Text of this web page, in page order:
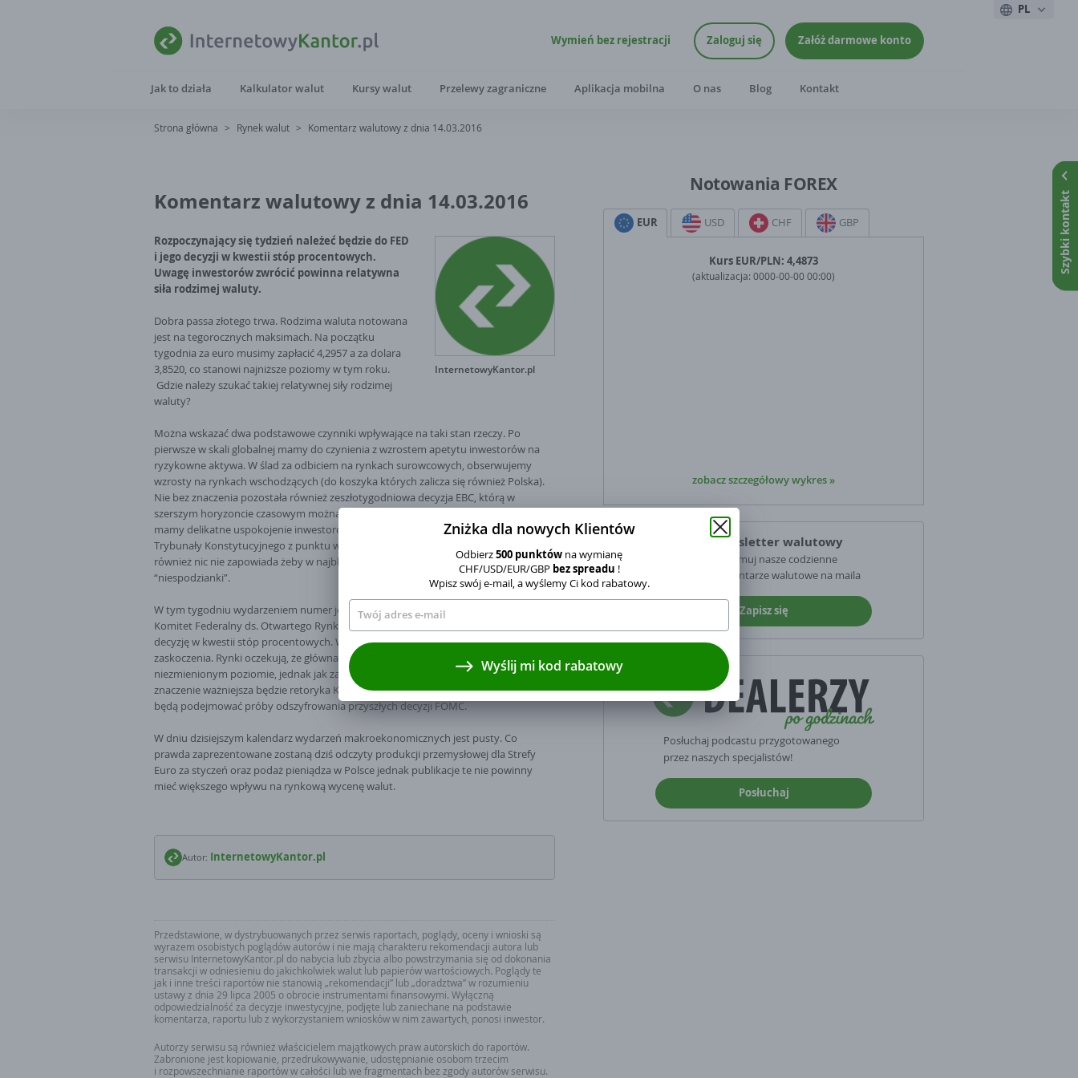
Wymień bez rejestracji Zaloguj się Załóż darmowe konto
PL
Jak to działa Kalkulator walut Kursy walut Przelewy zagraniczne Aplikacja mobilna O nas Blog Kontakt
Strona główna > Rynek walut > Komentarz walutowy z dnia 14.03.2016
Komentarz walutowy z dnia 14.03.2016
InternetowyKantor.pl
Rozpoczynający się tydzień należeć będzie do FED
i jego decyzji w kwestii stóp procentowych.
Uwagę inwestorów zwrócić powinna relatywna
siła rodzimej waluty.
Dobra passa złotego trwa. Rodzima waluta notowana
jest na tegorocznych maksimach. Na początku
tygodnia za euro musimy zapłacić 4,2957 a za dolara
3,8520, co stanowi najniższe poziomy w tym roku.
Gdzie należy szukać takiej relatywnej siły rodzimej
waluty?
Można wskazać dwa podstawowe czynniki wpływające na taki stan rzeczy. Po
pierwsze w skali globalnej mamy do czynienia z wzrostem apetytu inwestorów na
ryzykowne aktywa. W ślad za odbiciem na rynkach surowcowych, obserwujemy
wzrosty na rynkach wschodzących (do koszyka których zalicza się również Polska).
Nie bez znaczenia pozostała również zeszłotygodniowa decyzja EBC, którą w
szerszym horyzoncie czasowym można uznać za pozytywną dla rynków. Po drugie
mamy delikatne uspokojenie inwestorów sytuacją polityczną w Polsce. Sprawa
Trybunały Konstytucyjnego z punktu widzenia inwestorów zeszła na drugi plan, jak
również nic nie zapowiada żeby w najbliższym czasie rząd szykował jakieś
“niespodzianki”.
W tym tygodniu wydarzeniem numer jedne będzie niewątpliwe posiedzenie FOMC.
Komitet Federalny ds. Otwartego Rynku zbiera się w środę i wtedy też poznamy
decyzję w kwestii stóp procentowych. W tym przypadku nie powinno być raczej
zaskoczenia. Rynki oczekują, że główna stopa procentowa pozostanie na
niezmienionym poziomie, jednak jak zawsze w przypadku tego typu publikacji
znaczenie ważniejsza będzie retoryka Komitetu, na podstawie której inwestorzy
będą podejmować próby odszyfrowania przyszłych decyzji FOMC.
W dniu dzisiejszym kalendarz wydarzeń makroekonomicznych jest pusty. Co
prawda zaprezentowane zostaną dziś odczyty produkcji przemysłowej dla Strefy
Euro za styczeń oraz podaż pieniądza w Polsce jednak publikacje te nie powinny
mieć większego wpływu na rynkową wycenę walut.
Autor: InternetowyKantor.pl
Przedstawione, w dystrybuowanych przez serwis raportach, poglądy, oceny i wnioski są
wyrazem osobistych poglądów autorów i nie mają charakteru rekomendacji autora lub
serwisu InternetowyKantor.pl do nabycia lub zbycia albo powstrzymania się od dokonania
transakcji w odniesieniu do jakichkolwiek walut lub papierów wartościowych. Poglądy te
jak i inne treści raportów nie stanowią „rekomendacji” lub „doradztwa” w rozumieniu
ustawy z dnia 29 lipca 2005 o obrocie instrumentami finansowymi. Wyłączną
odpowiedzialność za decyzje inwestycyjne, podjęte lub zaniechane na podstawie
komentarza, raportu lub z wykorzystaniem wniosków w nim zawartych, ponosi inwestor.
Autorzy serwisu są również właścicielem majątkowych praw autorskich do raportów.
Zabronione jest kopiowanie, przedrukowywanie, udostępnianie osobom trzecim
i rozpowszechnianie raportów w całości lub we fragmentach bez zgody autorów serwisu.
Notowania FOREX
EUR USD CHF GBP
Kurs EUR/PLN: 4,4873
(aktualizacja: 0000-00-00 00:00)
zobacz szczegółowy wykres »
Newsletter walutowy
Otrzymuj nasze codzienne
komentarze walutowe na maila
Zapisz się
Posłuchaj podcastu przygotowanego
przez naszych specjalistów!
Posłuchaj
Szybki kontakt
Zniżka dla nowych Klientów
Odbierz500 punktów na wymianę
CHF/USD/EUR/GBP bez spreadu !
Wpisz swój e-mail, a wyślemy Ci kod rabatowy.
Wyrażam zgodę na przetwarzanie moich danych osobowych w zakresie adresu
mailowego na wysyłanie kodu rabatowego, zgodnie z ustawa o świadczeniu
usług drogą elektroniczną.
Administratorem danych osobowych jest Currency One S.A. z siedzibą
Zgoda jest dobrowolna. Pamiętaj, ze w każdym momencie mozższ odwołac
zgodę. Twoje dane osobowe nie beda przekazywane poza granice EOG ani
udostępnianie organizacjom miedzynarodowym.
Wyślij mi kod rabatowy